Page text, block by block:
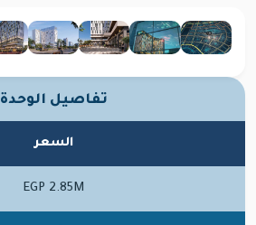
تفاصيل الوحدة
السعر
EGP 2.85M